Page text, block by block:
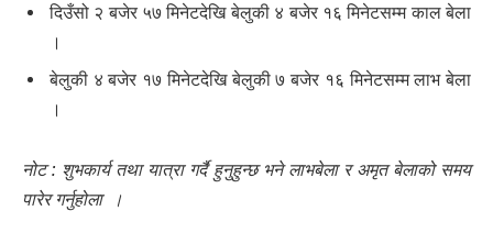
दिउँसो २ बजेर ५७ मिनेटदेखि बेलुकी ४ बजेर १६ मिनेटसम्म काल बेला
।
बेलुकी ४ बजेर १७ मिनेटदेखि बेलुकी ७ बजेर १६ मिनेटसम्म लाभ बेला
।
नोट : शुभकार्य तथा यात्रा गर्दै हुनुहुन्छ भने लाभबेला र अमृत बेलाको समय
पारेर गर्नुहोला ।